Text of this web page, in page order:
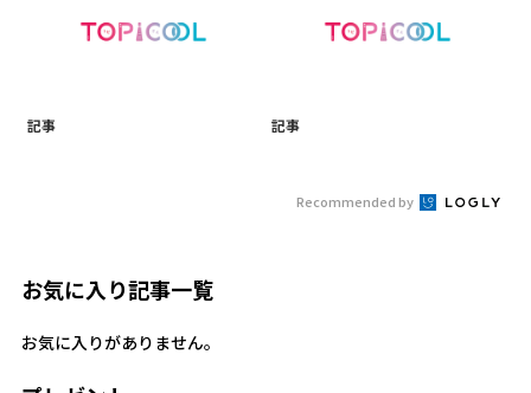
記事 記事
Recommended by
お気に入り記事一覧
お気に入りがありません。